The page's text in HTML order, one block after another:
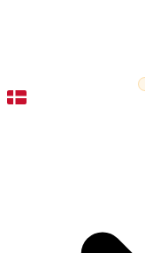
Flyttefirmaer